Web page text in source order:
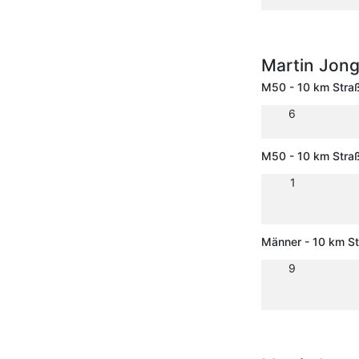
Martin
M50 - 10 km
6
M50 - 10 km
1
Männer - 10 km
9